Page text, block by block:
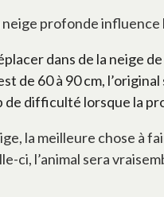
profonde influence
dans de la neige
de 60 à 90 cm,
de difficulté lorsque la
la meilleure chose à
ci, l’animal sera